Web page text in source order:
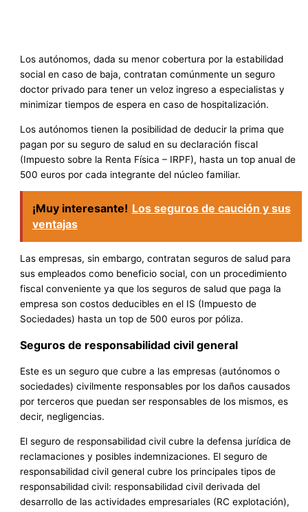
Los autónomos, dada su menor cobertura por la estabilidad
social en caso de baja, contratan comúnmente un seguro
doctor privado para tener un veloz ingreso a especialistas y
minimizar tiempos de espera en caso de hospitalización.
Los autónomos tienen la posibilidad de deducir la prima que
pagan por su seguro de salud en su declaración fiscal
(Impuesto sobre la Renta Física – IRPF), hasta un top anual de
500 euros por cada integrante del núcleo familiar.
¡Muy interesante! Los seguros de caución y sus
ventajas
Las empresas, sin embargo, contratan seguros de salud para
sus empleados como beneficio social, con un procedimiento
fiscal conveniente ya que los seguros de salud que paga la
empresa son costos deducibles en el IS (Impuesto de
Sociedades) hasta un top de 500 euros por póliza.
Seguros de responsabilidad civil general
Este es un seguro que cubre a las empresas (autónomos o
sociedades) civilmente responsables por los daños causados ​​
por terceros que puedan ser responsables de los mismos, es
decir, negligencias.
El seguro de responsabilidad civil cubre la defensa jurídica de
reclamaciones y posibles indemnizaciones. El seguro de
responsabilidad civil general cubre los principales tipos de
responsabilidad civil: responsabilidad civil derivada del
desarrollo de las actividades empresariales (RC explotación),